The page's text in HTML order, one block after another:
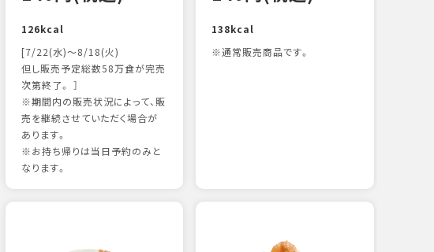
126kcal
[7/22(水)～8/18(火)
但し販売予定総数58万食が完売
次第終了。 ］
※期間内の販売状況によって、販
売を継続させていただく場合が
あります。
※お持ち帰りは当日予約のみと
なります。
138kcal
※通常販売商品です。